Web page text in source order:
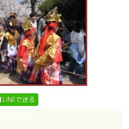
LINEで送る